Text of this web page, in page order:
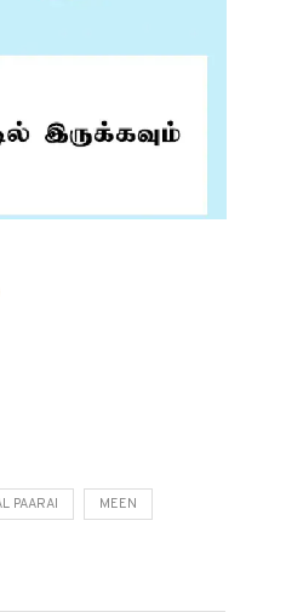
PAARAI MEEN